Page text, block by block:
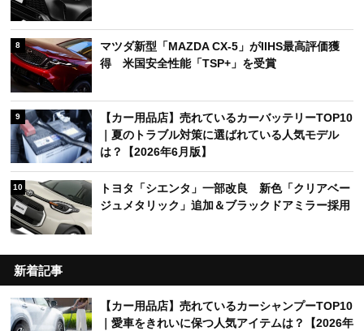
8
マツダ新型「MAZDA CX-5」がIIHS最高評価獲
得 米国安全性能「TSP+」を受賞
9
【カー用品店】売れているカーバッテリーTOP10
｜夏のトラブル対策に選ばれている人気モデル
は？【2026年6月版】
10
トヨタ「シエンタ」一部改良 新色「クリアベー
ジュメタリック」追加＆ブラックドアミラー採用
新着記事
【カー用品店】売れているカーシャンプーTOP10
｜愛車をきれいに保つ人気アイテムは？【2026年